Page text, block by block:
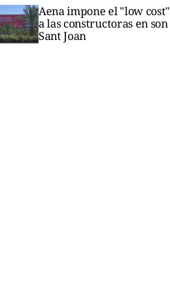
Aena impone el "low cost"
a las constructoras en son
Sant Joan